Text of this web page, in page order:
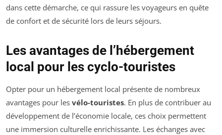
dans cette démarche, ce qui rassure les voyageurs en quête
de confort et de sécurité lors de leurs séjours.
Les avantages de l’hébergement
local pour les cyclo-touristes
Opter pour un hébergement local présente de nombreux
avantages pour les vélo-touristes. En plus de contribuer au
développement de l’économie locale, ces choix permettent
une immersion culturelle enrichissante. Les échanges avec